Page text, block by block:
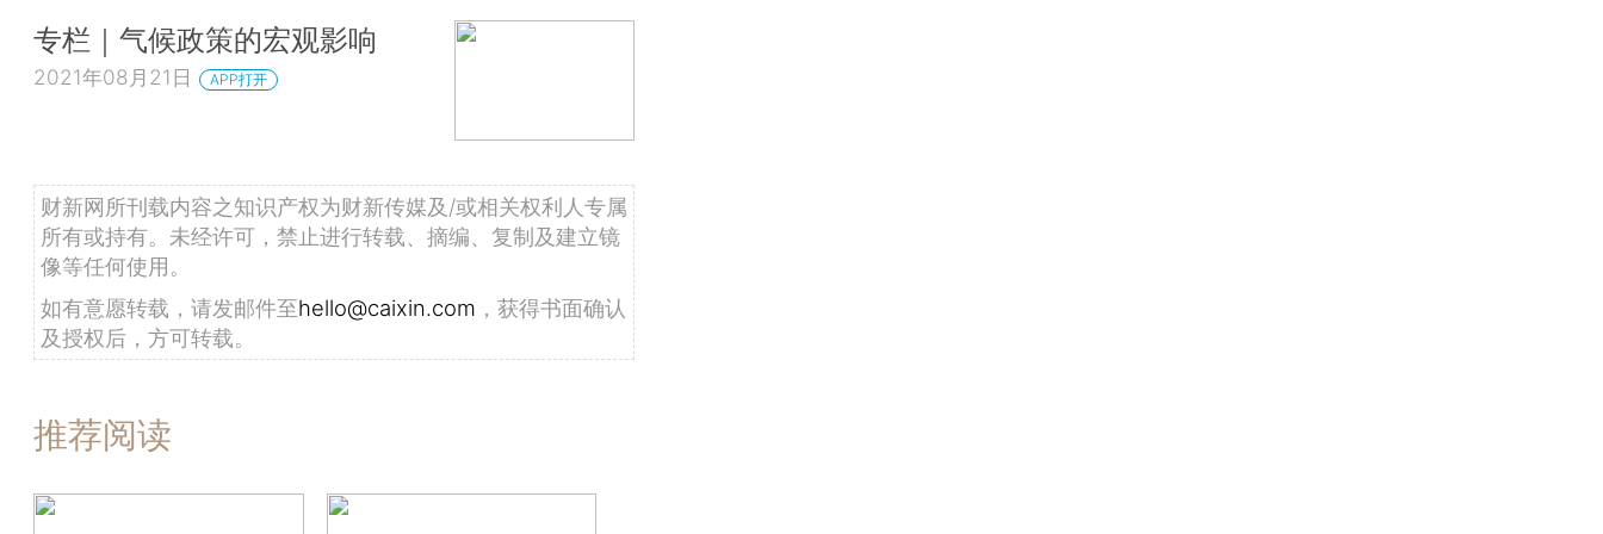
专栏｜气候政策的宏观影响
2021年08月21日 APP打开
财新网所刊载内容之知识产权为财新传媒及/或相关权利人专属
所有或持有。未经许可，禁止进行转载、摘编、复制及建立镜
像等任何使用。
如有意愿转载，请发邮件至hello@caixin.com ，获得书面确认
及授权后，方可转载。
推荐阅读